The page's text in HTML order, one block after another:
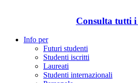
Consulta tutti i
Info per
Futuri studenti
Studenti iscritti
Laureati
Studenti internazionali